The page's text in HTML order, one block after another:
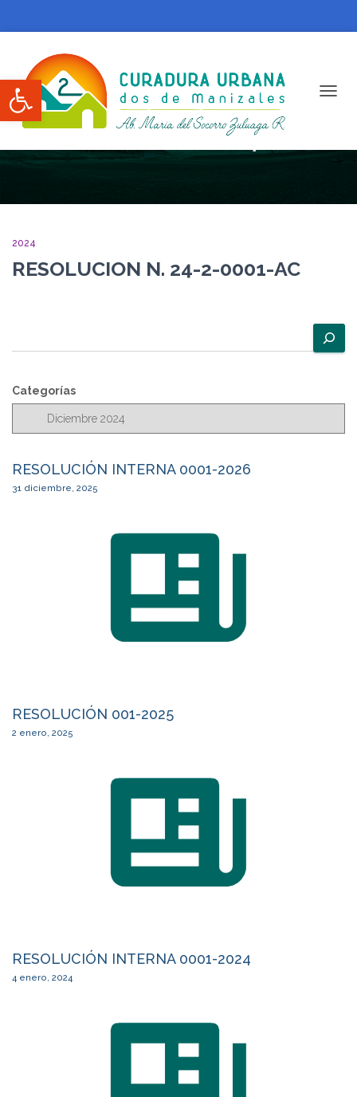
Abrir barra de herramientas
Diciembre 2024
2024
RESOLUCION N. 24-2-0001-AC
u
c
a
Categorías
RESOLUCIÓN INTERNA 0001-2026
31 diciembre, 2025
RESOLUCIÓN 001-2025
2 enero, 2025
RESOLUCIÓN INTERNA 0001-2024
4 enero, 2024